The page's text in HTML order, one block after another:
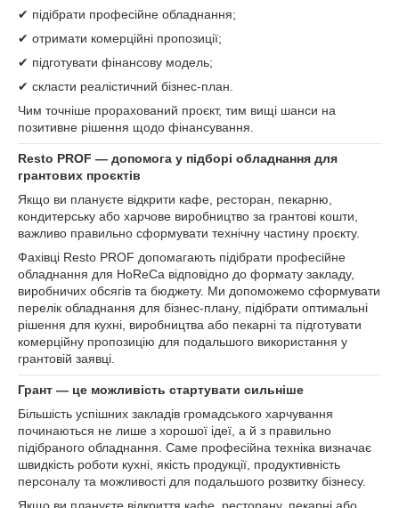
✔ підібрати професійне обладнання;
✔ отримати комерційні пропозиції;
✔ підготувати фінансову модель;
✔ скласти реалістичний бізнес-план.
Чим точніше прорахований проєкт, тим вищі шанси на
позитивне рішення щодо фінансування.
Resto PROF — допомога у підборі обладнання для
грантових проєктів
Якщо ви плануєте відкрити кафе, ресторан, пекарню,
кондитерську або харчове виробництво за грантові кошти,
важливо правильно сформувати технічну частину проєкту.
Фахівці Resto PROF допомагають підібрати професійне
обладнання для HoReCa відповідно до формату закладу,
виробничих обсягів та бюджету. Ми допоможемо сформувати
перелік обладнання для бізнес-плану, підібрати оптимальні
рішення для кухні, виробництва або пекарні та підготувати
комерційну пропозицію для подальшого використання у
грантовій заявці.
Грант — це можливість стартувати сильніше
Більшість успішних закладів громадського харчування
починаються не лише з хорошої ідеї, а й з правильно
підібраного обладнання. Саме професійна техніка визначає
швидкість роботи кухні, якість продукції, продуктивність
персоналу та можливості для подальшого розвитку бізнесу.